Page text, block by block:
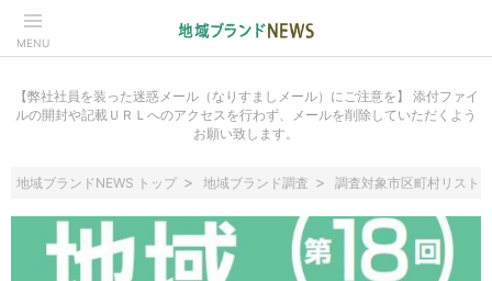
MENU
【弊社社員を装った迷惑メール（なりすましメール）にご注意を】 添付ファイ
ルの開封や記載ＵＲＬへのアクセスを行わず、メールを削除していただくよう
お願い致します。
地域ブランドNEWS トップ 地域ブランド調査 調査対象市区町村リスト